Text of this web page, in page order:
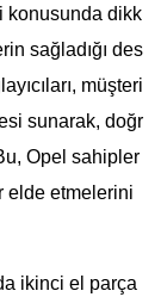
konusunda dikk
sağladığı des
müşteri
sunarak, doğr
Opel sahipler
elde etmelerini
ikinci el parça